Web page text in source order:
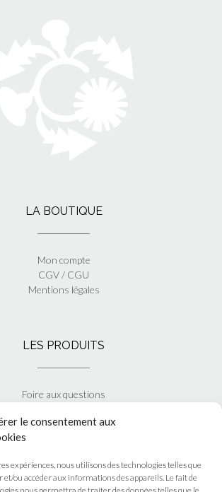
le consentement aux
expériences, nous utilisons des technologies telles que
et/ou accéder aux informations des appareils. Le fait de
LA BOUTIQUE
Mon compte
CGV / CGU
Mentions légales
LES PRODUITS
Foire aux questions
EN SAVOIR PLUS